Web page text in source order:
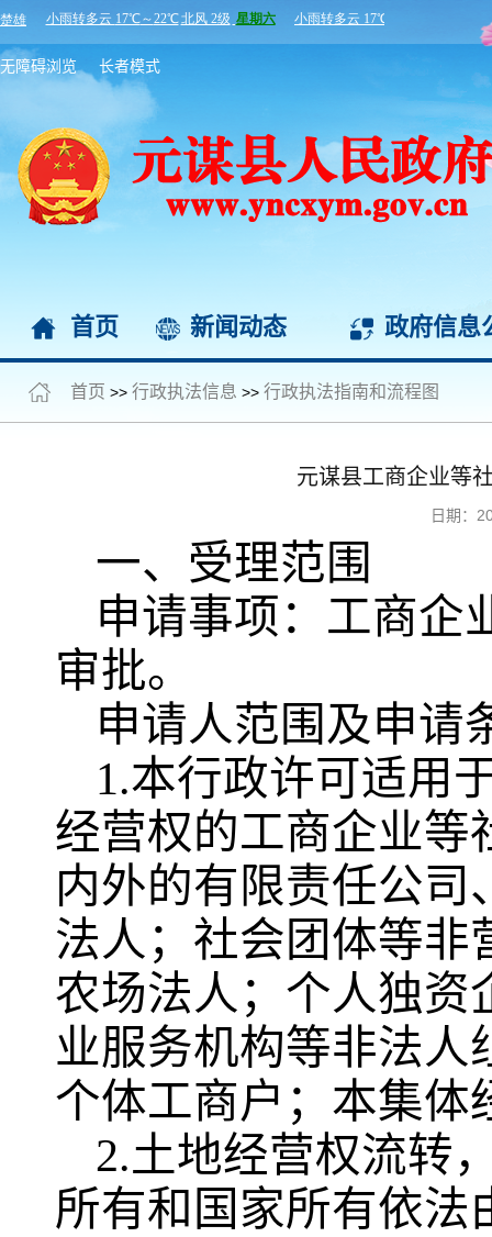
无障碍浏览 长者模式
首页 新闻动态 政府信息
首页 >> 行政执法信息 >> 行政执法指南和流程图
元谋县工商企业等
日期：
一、受理范围
申请事项：工商企
审批。
申请人范围及申请
1.本行政许可适用
经营权的工商企业等
内外的有限责任公
法人；社会团体等非
农场法人；个人独资
业服务机构等非法人
个体工商户；本集体
2.土地经营权流转
所有和国家所有依法